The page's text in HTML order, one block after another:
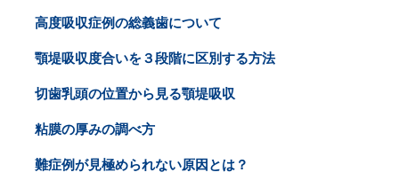
高度吸収症例の総義歯について
顎堤吸収度合いを３段階に区別する方法
切歯乳頭の位置から見る顎堤吸収
粘膜の厚みの調べ方
難症例が見極められない原因とは？